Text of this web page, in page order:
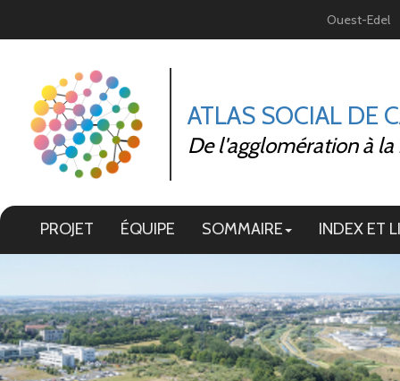
Ouest-Edel
ATLAS SOCIAL DE
De l'agglomération à
PROJET ÉQUIPE SOMMAIRE INDEX ET